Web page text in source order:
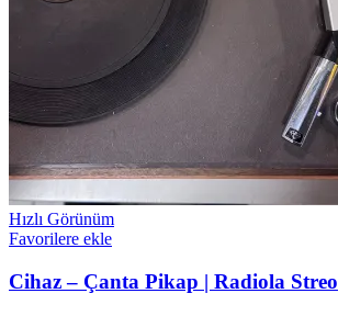
Hızlı Görünüm
Favorilere ekle
Cihaz – Çanta Pikap | Radiola Streo